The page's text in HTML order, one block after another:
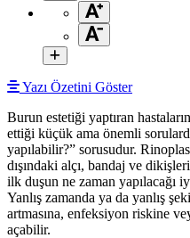
Yazı Özetini Göster
Burun estetiği yaptıran
ettiği küçük ama önemli
yapılabilir?” sorusudur.
dışındaki alçı, bandaj ve
ilk duşun ne zaman yapılacağı
Yanlış zamanda ya da yanlış
artmasına, enfeksiyon riskine
açabilir.